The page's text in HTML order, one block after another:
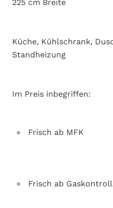
225 cm Breite
Küche, Kühlschrank,
Standheizung
Im Preis inbegriffen:
Frisch ab MFK
Frisch ab